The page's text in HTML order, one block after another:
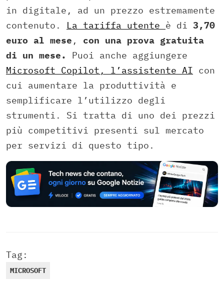
in digitale, ad un prezzo estremamente
contenuto. La tariffa utente è di 3,70
euro al mese , con una prova gratuita
di un mese.
Puoi anche aggiungere
Microsoft Copilot, l’assistente AI con
cui aumentare la produttività e
semplificare l’utilizzo degli
strumenti. Si tratta di uno dei prezzi
più competitivi presenti sul mercato
per servizi di questo tipo.
Tag:
MICROSOFT